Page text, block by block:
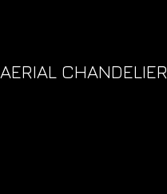
AERIAL CHANDELIER